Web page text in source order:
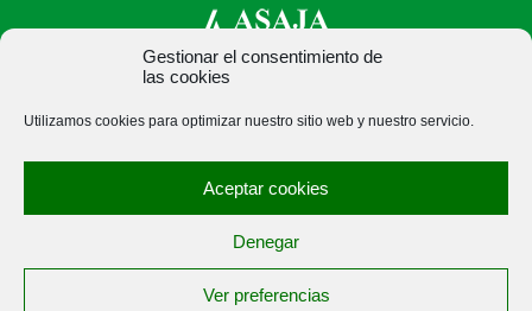
Gestionar el consentimiento de
las cookies
Utilizamos cookies para optimizar nuestro sitio web y nuestro servicio.
Aceptar cookies
Denegar
Ver preferencias
España · Tel.: +34 979 752 344 ·
asajapalencia@asajapalencia.com